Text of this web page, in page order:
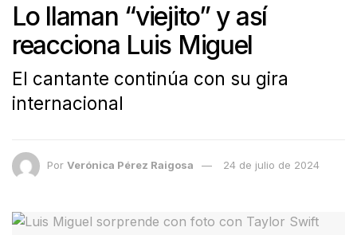
Lo llaman “viejito” y así
reacciona Luis Miguel
El cantante continúa con su gira
internacional
Por Verónica Pérez Raigosa 24 de julio de 2024